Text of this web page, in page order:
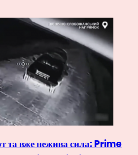
та вже нежива сила: Prime